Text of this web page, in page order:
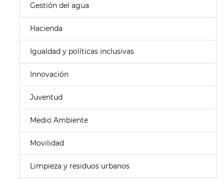
Gestión del agua
Hacienda
Igualdad y políticas inclusivas
Innovación
Juventud
Medio Ambiente
Movilidad
Limpieza y residuos urbanos